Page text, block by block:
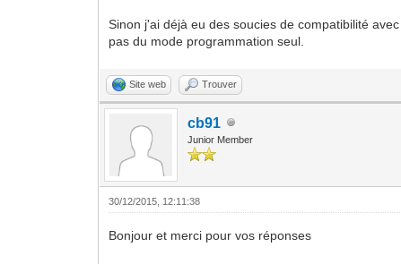
Sinon j'ai déjà eu des soucies de compatibilité
pas du mode programmation seul.
Site web Trouver
cb91
Junior Member
30/12/2015, 12:11:38
Bonjour et merci pour vos réponses